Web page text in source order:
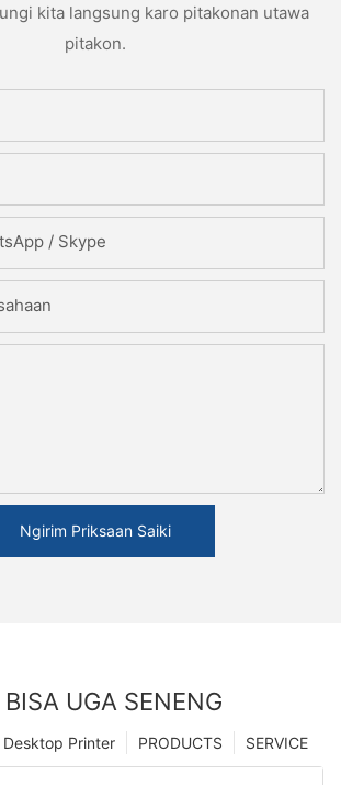
kita langsung karo pitakonan utawa
pitakon.
/ Skype
Ngirim Priksaan Saiki
UGA SENENG
SERVICE
PRODUCTS
Printer